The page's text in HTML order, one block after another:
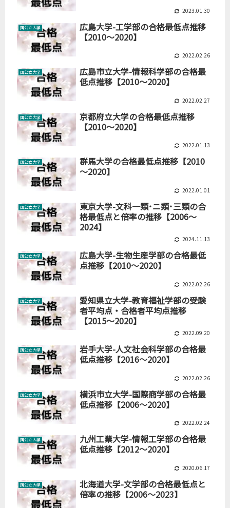
2023.01.30
国公立大学
広島大学-工学部の合格最低点推移
【2010～2020】
2022.02.26
国公立大学
広島市立大学-情報科学部の合格最
低点推移【2010～2020】
2022.02.27
国公立大学
京都府立大学の合格最低点推移
【2010～2020】
2022.01.13
国公立大学
群馬大学の合格最低点推移【2010
～2020】
2022.01.01
国公立大学
東京大学-文科一類･ニ類･三類の合
格最低点と倍率の推移【2006～
2024】
2024.11.13
国公立大学
広島大学-生物生産学部の合格最低
点推移【2010～2020】
2022.02.26
国公立大学
愛知県立大学-教育福祉学部の受験
者平均点・合格者平均点推移
【2015～2020】
2022.09.20
国公立大学
岩手大学-人文社会科学部の合格最
低点推移【2016～2020】
2022.02.26
国公立大学
横浜市立大学-国際商学部の合格最
低点推移【2006～2020】
2022.02.24
国公立大学
九州工業大学-情報工学部の合格最
低点推移【2012～2020】
2020.06.17
国公立大学
北海道大学-文学部の合格最低点と
倍率の推移【2006～2023】